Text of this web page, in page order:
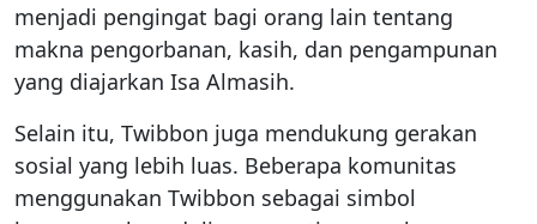
menjadi pengingat bagi orang lain tentang
makna pengorbanan, kasih, dan pengampunan
yang diajarkan Isa Almasih.
Selain itu, Twibbon juga mendukung gerakan
sosial yang lebih luas. Beberapa komunitas
menggunakan Twibbon sebagai simbol